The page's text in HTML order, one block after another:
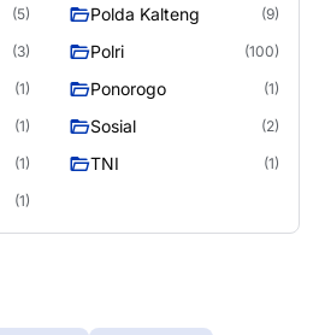
(5) Polda Kalteng (9)
(3) Polri (100)
(1) Ponorogo (1)
(1) Sosial (2)
(1) TNI (1)
(1)